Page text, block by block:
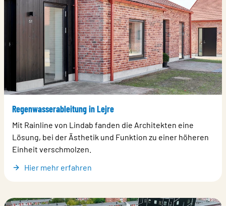
Regenwasserableitung in Lejre
Mit Rainline von Lindab fanden die Architekten eine
Lösung, bei der Ästhetik und Funktion zu einer höheren
Einheit verschmolzen.
Hier mehr erfahren